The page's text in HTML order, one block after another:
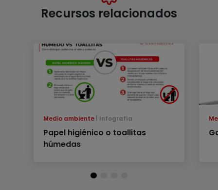
Recursos relacionados
Medio ambiente Infografía
Papel higiénico o toallitas
húmedas